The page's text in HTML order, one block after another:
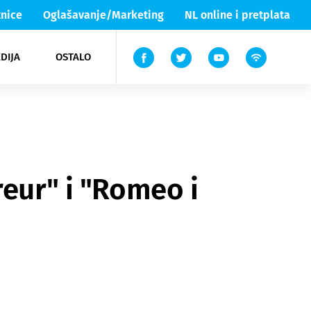
Oglašavanje/Marketing NL online i pretplata
OSTALO
Lika & Senj
TV
i "Romeo i